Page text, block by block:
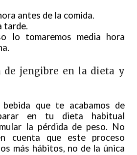
antes de la comida.
tarde.
lo tomaremos media hora
de jengibre en la dieta y
que te acabamos de
en tu dieta habitual
la pérdida de peso. No
cuenta que este proceso
más hábitos, no de la única